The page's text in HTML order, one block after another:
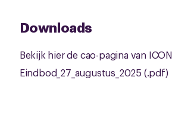
Downloads
Bekijk hier de cao-pagina van ICON
Eindbod_27_augustus_2025 (.pdf)